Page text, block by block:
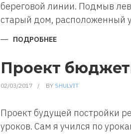
береговой линии. Подмыв
старый дом, расположенный
ПОДРОБНЕЕ
УЧАСТКЕ
Проект
02/03/2017 BY SHULVIT
Проект будущей постройки
уроков. Сам я учился по